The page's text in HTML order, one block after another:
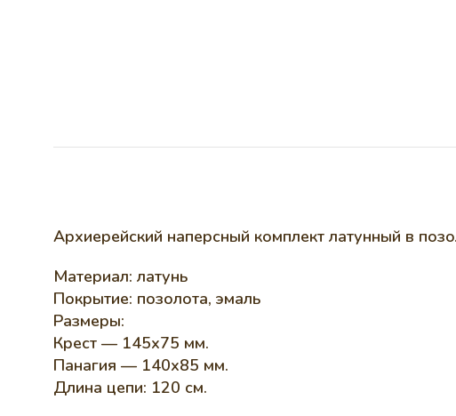
Архиерейский наперсный комплект латунный в
Материал: латунь
Покрытие: позолота, эмаль
Размеры:
Крест — 145х75 мм.
Панагия — 140х85 мм.
Длина цепи: 120 см.